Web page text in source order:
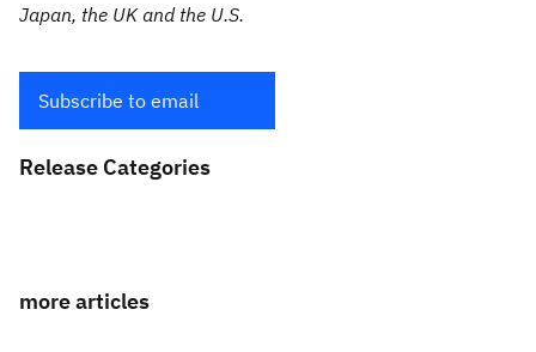
Japan, the UK and the U.S.
Subscribe to email
Release Categories
more articles